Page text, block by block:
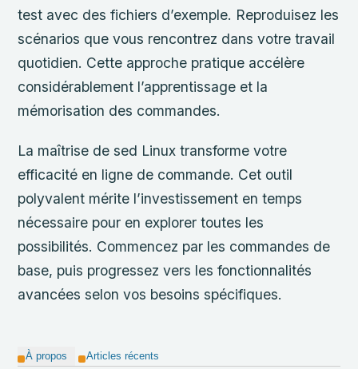
test avec des fichiers d’exemple. Reproduisez les
scénarios que vous rencontrez dans votre travail
quotidien. Cette approche pratique accélère
considérablement l’apprentissage et la
mémorisation des commandes.
La maîtrise de sed Linux transforme votre
efficacité en ligne de commande. Cet outil
polyvalent mérite l’investissement en temps
nécessaire pour en explorer toutes les
possibilités. Commencez par les commandes de
base, puis progressez vers les fonctionnalités
avancées selon vos besoins spécifiques.
À propos Articles récents